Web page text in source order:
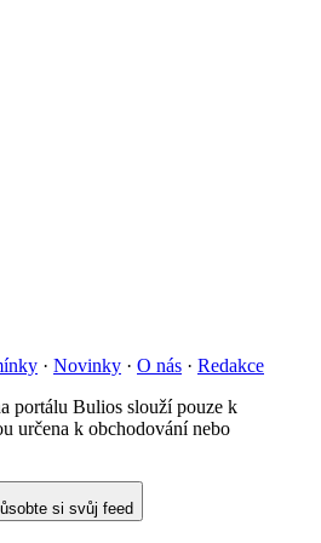
· Novinky · O nás · Redakce
portálu Bulios slouží pouze k
určena k obchodování nebo
si svůj feed